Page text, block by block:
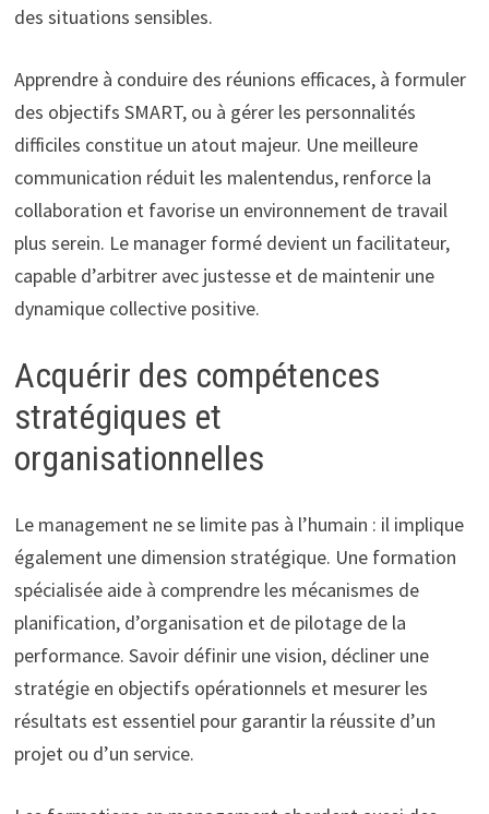
des situations sensibles.
Apprendre à conduire des réunions efficaces, à formuler
des objectifs SMART, ou à gérer les personnalités
difficiles constitue un atout majeur. Une meilleure
communication réduit les malentendus, renforce la
collaboration et favorise un environnement de travail
plus serein. Le manager formé devient un facilitateur,
capable d’arbitrer avec justesse et de maintenir une
dynamique collective positive.
Acquérir des compétences
stratégiques et
organisationnelles
Le management ne se limite pas à l’humain : il implique
également une dimension stratégique. Une formation
spécialisée aide à comprendre les mécanismes de
planification, d’organisation et de pilotage de la
performance. Savoir définir une vision, décliner une
stratégie en objectifs opérationnels et mesurer les
résultats est essentiel pour garantir la réussite d’un
projet ou d’un service.